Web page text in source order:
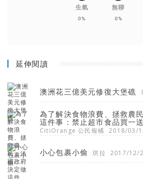
生氣
0%
無聊
0%
延伸閱讀
澳洲花三億美元修復大堡礁
為了解決食物浪費、拯救農
這件事：禁止超市食品買一
CitiOrange 公民報橘 2018/03/
小心包裹小偷 琪拉 2017/12/